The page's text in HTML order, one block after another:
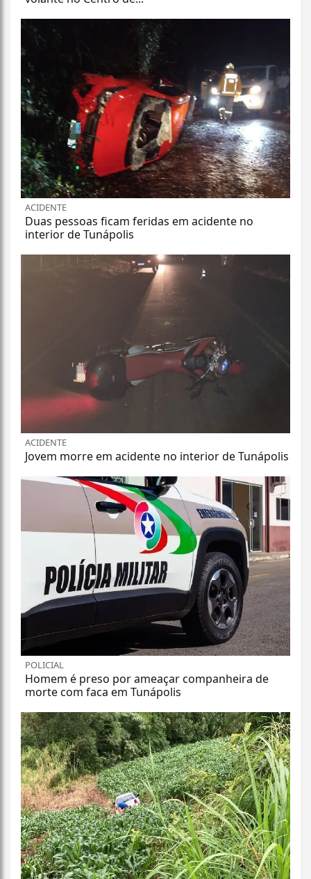
ACIDENTE
Duas pessoas ficam feridas em acidente no
interior de Tunápolis
ACIDENTE
Jovem morre em acidente no interior de Tunápolis
POLICIAL
Homem é preso por ameaçar companheira de
morte com faca em Tunápolis